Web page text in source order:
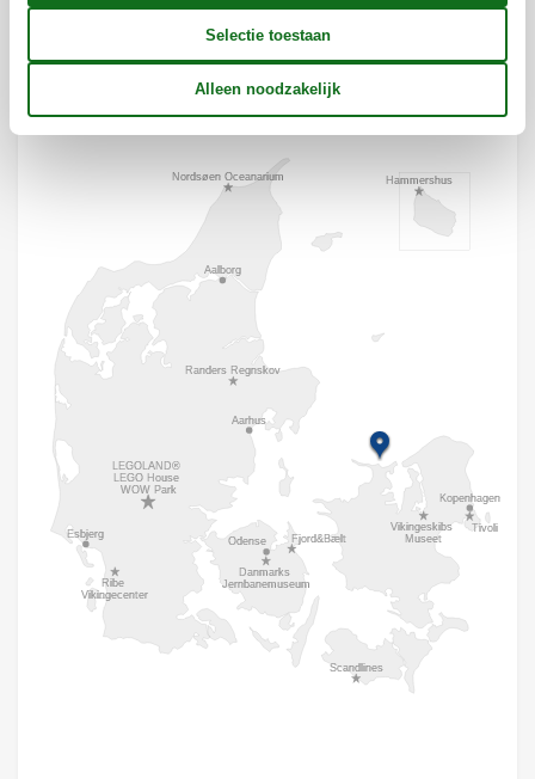
Ligging & omgeving